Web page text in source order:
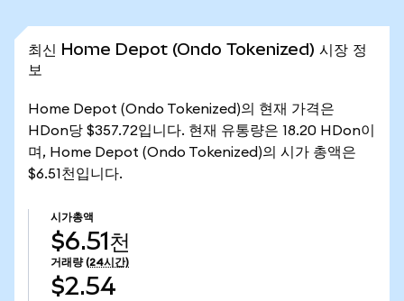
최신 Home Depot (Ondo Tokenized) 시장 정
보
Home Depot (Ondo Tokenized)의 현재 가격은
HDon당 $357.72입니다. 현재 유통량은 18.20 HDon이
며, Home Depot (Ondo Tokenized)의 시가 총액은
$6.51천입니다.
시가총액
$6.51천
거래량 (24시간)
$2.54